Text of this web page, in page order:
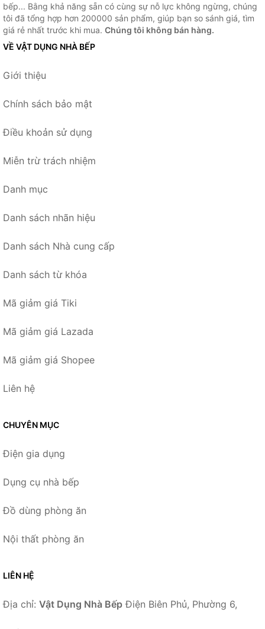
bếp... Bằng khả năng sẵn có cùng sự nỗ lực không ngừng, chúng
tôi đã tổng hợp hơn 200000 sản phẩm, giúp bạn so sánh giá, tìm
giá rẻ nhất trước khi mua. Chúng tôi không bán hàng.
VỀ VẬT DỤNG NHÀ BẾP
Giới thiệu
Chính sách bảo mật
Điều khoản sử dụng
Miễn trừ trách nhiệm
Danh mục
Danh sách nhãn hiệu
Danh sách Nhà cung cấp
Danh sách từ khóa
Mã giảm giá Tiki
Mã giảm giá Lazada
Mã giảm giá Shopee
Liên hệ
CHUYÊN MỤC
Điện gia dụng
Dụng cụ nhà bếp
Đồ dùng phòng ăn
Nội thất phòng ăn
LIÊN HỆ
Địa chỉ: Vật Dụng Nhà Bếp Điện Biên Phủ, Phường 6,